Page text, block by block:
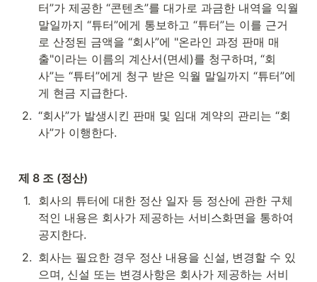
터”가 제공한 “콘텐츠”를 대가로 과금한 내역을 익월
말일까지 “튜터”에게 통보하고 “튜터”는 이를 근거
로 산정된 금액을 “회사”에 "온라인 과정 판매 매
출"이라는 이름의 계산서(면세)를 청구하며, “회
사”는 “튜터”에게 청구 받은 익월 말일까지 “튜터”에
게 현금 지급한다.
2. “회사”가 발생시킨 판매 및 임대 계약의 관리는 “회
사”가 이행한다.
제 8 조 (정산)
1.
회사의 튜터에 대한 정산 일자 등 정산에 관한 구체
적인 내용은 회사가 제공하는 서비스화면을 통하여
공지한다.
2. 회사는 필요한 경우 정산 내용을 신설, 변경할 수 있
으며, 신설 또는 변경사항은 회사가 제공하는 서비